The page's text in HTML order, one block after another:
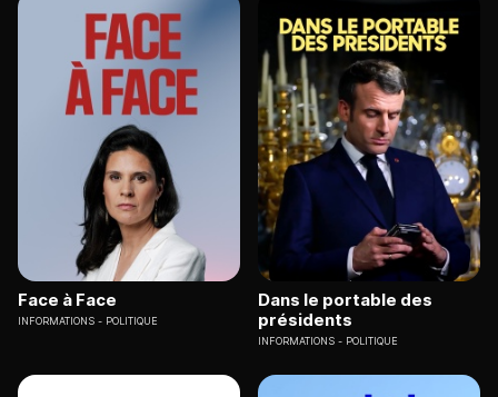
Face à Face
INFORMATIONS POLITIQUE
Dans le portable des
présidents
INFORMATIONS POLITIQUE